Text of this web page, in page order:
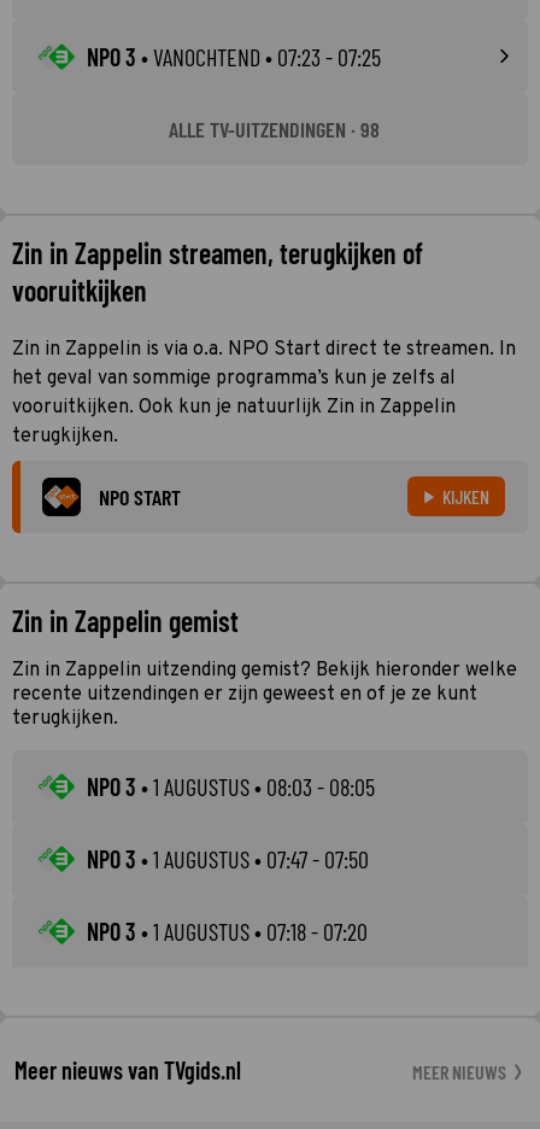
NPO 3 •VANOCHTEND • 07:23 - 07:25
ALLE TV-UITZENDINGEN · 98
Zin in Zappelin streamen, terugkijken of
vooruitkijken
Zin in Zappelin is via o.a. NPO Start direct te streamen. In
het geval van sommige programma’s kun je zelfs al
vooruitkijken. Ook kun je natuurlijk Zin in Zappelin
terugkijken.
NPO START KIJKEN
Zin in Zappelin gemist
Zin in Zappelin uitzending gemist? Bekijk hieronder welke
recente uitzendingen er zijn geweest en of je ze kunt
terugkijken.
NPO 3 •1 AUGUSTUS• 08:03 - 08:05
NPO 3 •1 AUGUSTUS• 07:47 - 07:50
NPO 3 •1 AUGUSTUS• 07:18 - 07:20
Meer nieuws van TVgids.nl MEER NIEUWS